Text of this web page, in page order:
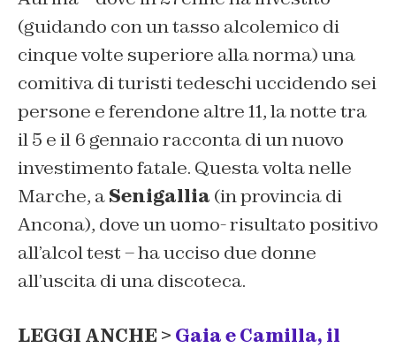
(guidando con un tasso alcolemico di
cinque volte superiore alla norma) una
comitiva di turisti tedeschi uccidendo sei
persone e ferendone altre 11, la notte tra
il 5 e il 6 gennaio racconta di un nuovo
investimento fatale. Questa volta nelle
Marche, aSenigallia (in provincia di
Ancona), dove un uomo- risultato positivo
all’alcol test – ha ucciso due donne
all’uscita di una discoteca.
LEGGI ANCHE > Gaia e Camilla, il